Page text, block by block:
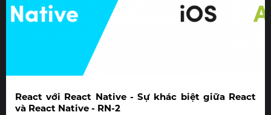
React với React Native - Sự khác biệt giữa React
và React Native - RN-2